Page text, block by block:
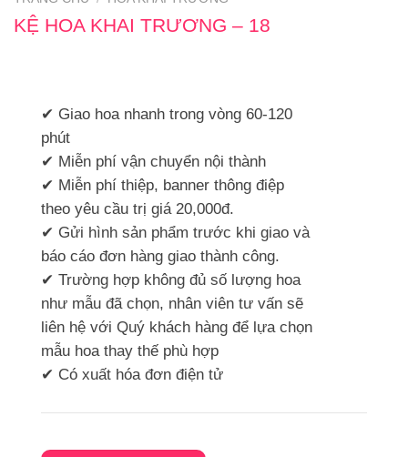
KỆ HOA KHAI TRƯƠNG – 18
✔ Giao hoa nhanh trong vòng 60-120
phút
✔ Miễn phí vận chuyển nội thành
✔ Miễn phí thiệp, banner thông điệp
theo yêu cầu trị giá 20,000đ.
✔ Gửi hình sản phẩm trước khi giao và
báo cáo đơn hàng giao thành công.
✔ Trường hợp không đủ số lượng hoa
như mẫu đã chọn, nhân viên tư vấn sẽ
liên hệ với Quý khách hàng để lựa chọn
mẫu hoa thay thế phù hợp
✔ Có xuất hóa đơn điện tử